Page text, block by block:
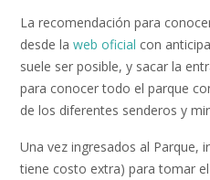
La recomendación para
desde la web oficial con
suele ser posible, y sacar la
para conocer todo el parque
de los diferentes senderos y
Una vez ingresados al Parque,
tiene costo extra) para tomar